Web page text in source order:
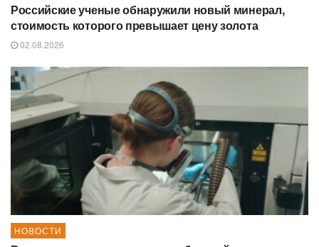
Российские ученые обнаружили новый минерал,
стоимость которого превышает цену золота
02.08.2026
НОВОСТИ